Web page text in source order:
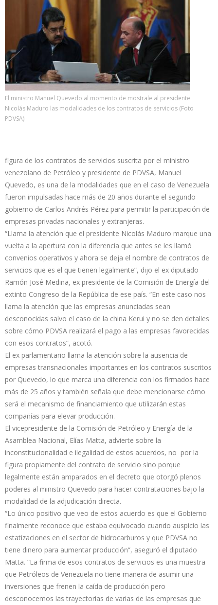
El ministro Manuel Quevedo al momento de mostrale al presidente
Nicolás Maduro las modalidades de los contratos de servicios (Foto
PDVSA)
figura de los contratos de servicios suscrita por el ministro
venezolano de Petróleo y presidente de PDVSA, Manuel
Quevedo, es una de la modalidades que en el caso de Venezuela
fueron impulsadas hace más de 20 años durante el segundo
gobierno de Carlos Andrés Pérez para permitir la participación de
empresas privadas nacionales y extranjeras.
“Llama la atención que el presidente Nicolás Maduro marque una
vuelta a la apertura con la diferencia que antes se les llamó
convenios operativos y ahora se deja el nombre de contratos de
servicios que es el que tienen legalmente”, dijo el ex diputado
Ramón José Medina, ex presidente de la Comisión de Energía del
extinto Congreso de la República de ese país. “En este caso nos
llama la atención que las empresas anunciadas sean
desconocidas salvo el caso de la china Kerui y no se den detalles
sobre cómo PDVSA realizará el pago a las empresas favorecidas
con esos contratos”, acotó.
El ex parlamentario llama la atención sobre la ausencia de
empresas transnacionales importantes en los contratos suscritos
por Quevedo, lo que marca una diferencia con los firmados hace
más de 25 años y también señala que debe mencionarse cómo
será el mecanismo de financiamiento que utilizarán estas
compañías para elevar producción.
El vicepresidente de la Comisión de Petróleo y Energía de la
Asamblea Nacional, Elías Matta, advierte sobre la
inconstitucionalidad e ilegalidad de estos acuerdos, no por la
figura propiamente del contrato de servicio sino porque
legalmente están amparados en el decreto que otorgó plenos
poderes al ministro Quevedo para hacer contrataciones bajo la
modalidad de la adjudicación directa.
“Lo único positivo que veo de estos acuerdo es que el Gobierno
finalmente reconoce que estaba equivocado cuando auspicio las
estatizaciones en el sector de hidrocarburos y que PDVSA no
tiene dinero para aumentar producción”, aseguró el diputado
Matta. “La firma de esos contratos de servicios es una muestra
que Petróleos de Venezuela no tiene manera de asumir una
inversiones que frenen la caída de producción pero
desconocemos las trayectorias de varias de las empresas que